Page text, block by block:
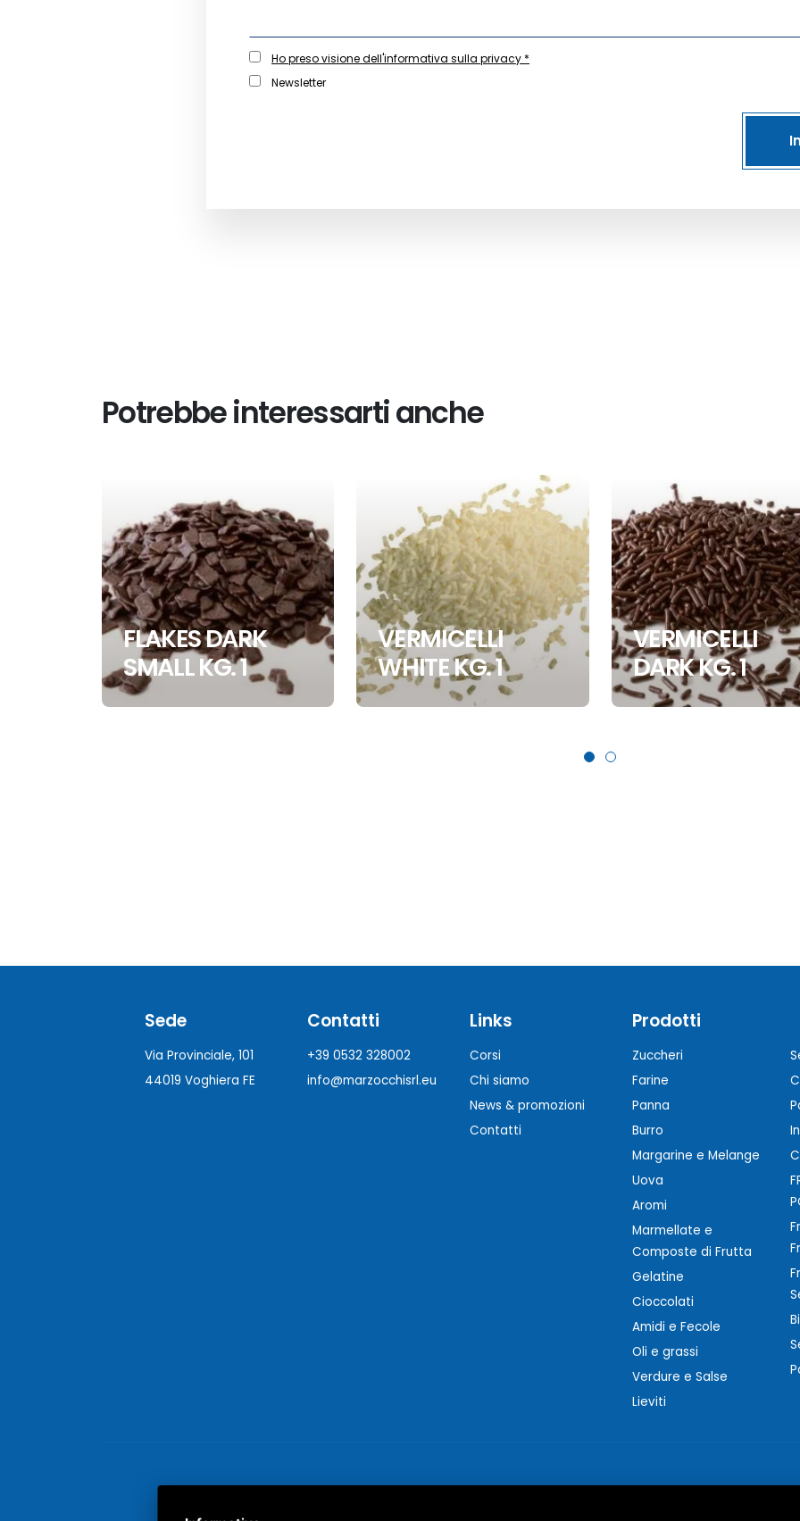
Ho preso visione dell'informativa sulla privacy *
Newsletter
Potrebbe interessarti anche
FLAKES DARK
SMALL KG. 1
VERMICELLI
WHITE KG. 1
VERMICELLI
DARK KG. 1
Sede
Via Provinciale, 101
44019 Voghiera FE
Contatti
+39 0532 328002
info@marzocchisrl.eu
Links
Corsi
Chi siamo
News & promozioni
Contatti
Prodotti
Zuccheri
Farine
Panna
Burro
Margarine e Melange
Uova
Aromi
Marmellate e
Composte di Frutta
Gelatine
Cioccolati
Amidi e Fecole
Oli e grassi
Verdure e Salse
Lieviti